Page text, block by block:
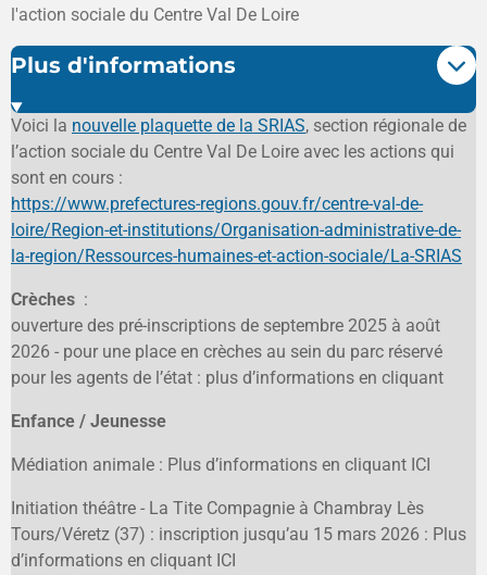
l'action sociale du Centre Val De Loire
Plus d'informations
Voici la nouvelle plaquette de la SRIAS, section régionale de
l’action sociale du Centre Val De Loire avec les actions qui
sont en cours :
https://www.prefectures-regions.gouv.fr/centre-val-de-
loire/Region-et-institutions/Organisation-administrative-de-
la-region/Ressources-humaines-et-action-sociale/La-SRIAS
Crèches :
ouverture des pré-inscriptions de septembre 2025 à août
2026 - pour une place en crèches au sein du parc réservé
pour les agents de l’état : plus d’informations en cliquant
Enfance / Jeunesse
Médiation animale : Plus d’informations en cliquant ICI
Initiation théâtre - La Tite Compagnie à Chambray Lès
Tours/Véretz (37) : inscription jusqu’au 15 mars 2026 : Plus
d’informations en cliquant ICI